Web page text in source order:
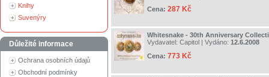
Knihy
Suvenýry
Důležité informace
Ochrana osobních údajů
Obchodní podmínky
Cena: 287 Kč
Whitesnake - 30th Anniversary
Vydavatel: Capitol | Vydáno: 12.6.2008
Cena: 773 Kč